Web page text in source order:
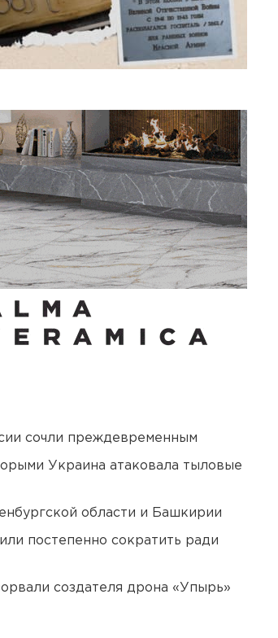
сочли преждевременным
Украина атаковала тыловые
области и Башкирии
постепенно сократить ради
создателя дрона «Упырь»